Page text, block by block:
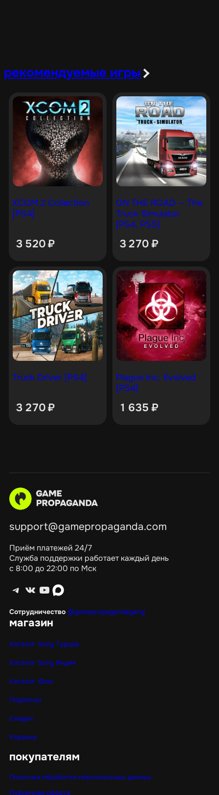
рекомендуемые игры
XCOM 2 Collection
[PS4]
3 520₽
ON THE ROAD — The
Truck Simulator
[PS4, PS5]
3 270 ₽
Truck Driver [PS4]
3 270₽
Plague Inc: Evolved
[PS4]
1 635 ₽
support@gamepropaganda.com
Приём платежей 24/7
Служба поддержки работает каждый день
с 8:00 до 22:00 по Мск
Telegram ВКонтакте YouTube max
Сотрудничество @gamepropagandagang
магазин
Каталог Sony Турция
Каталог Sony Индия
Каталог Xbox
Подписки
Скидки
Корзина
покупателям
Политика обработки персональных данных
Публичная оферта